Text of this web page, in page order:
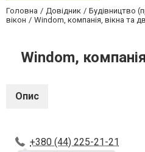
Головна Довідник Будівництво
вікон
Windom, компанія, вікна та
Windom,
Опис
+380 (44) 225-21-21